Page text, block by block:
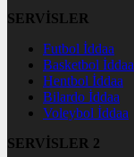
SERVİSLER
Futbol İddaa
Basketbol İddaa
Hentbol İddaa
Bilardo İddaa
Voleybol İddaa
SERVİSLER 2